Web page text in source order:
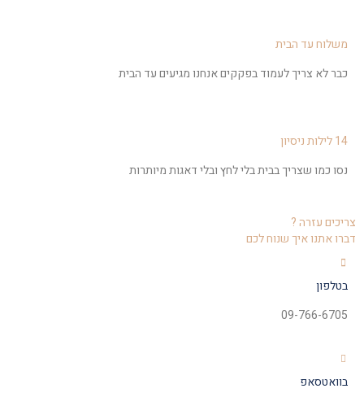
משלוח עד הבית
כבר לא צריך לעמוד בפקקים אנחנו מגיעים עד הבית
14 לילות ניסיון
נסו כמו שצריך בבית בלי לחץ ובלי דאגות מיותרות
צריכים עזרה ?
דברו אתנו איך שנוח לכם
בטלפון
09-766-6705
בוואטסאפ